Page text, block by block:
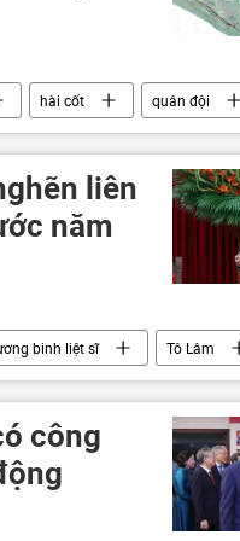
hài cốt
quân đội
xét nghiệm ADN
liên
năm
binh liệt sĩ
Tô Lâm
công